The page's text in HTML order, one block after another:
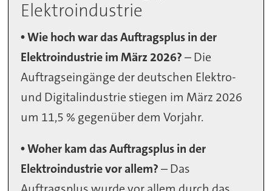
Elektroindustrie
• Wie hoch war das Auftragsplus in der
Elektroindustrie im März 2026?– Die
Auftragseingänge der deutschen Elektro-
und Digitalindustrie stiegen im März 2026
um 11,5 % gegenüber dem Vorjahr.
• Woher kam das Auftragsplus in der
Elektroindustrie vor allem?– Das